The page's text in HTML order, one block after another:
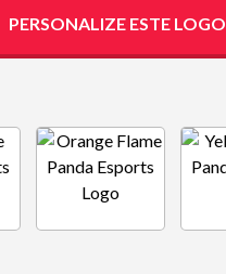
PERSONALIZE ESTE